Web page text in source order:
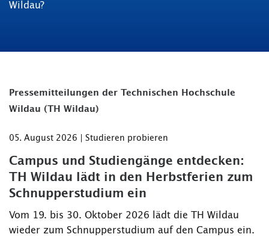
Wildau?
Pressemitteilungen der Technischen Hochschule
Wildau (TH Wildau)
05. August 2026 | Studieren probieren
Campus und Studiengänge entdecken:
TH Wildau lädt in den Herbstferien zum
Schnupperstudium ein
Vom 19. bis 30. Oktober 2026 lädt die TH Wildau
wieder zum Schnupperstudium auf den Campus ein.